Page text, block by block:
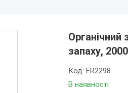
Органічний
запаху,
В наявності
Код:FR2298